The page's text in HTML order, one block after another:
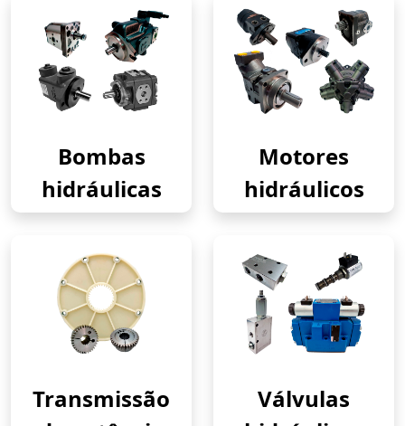
Bombas
hidráulicas
Motores
hidráulicos
Transmissão
Válvulas